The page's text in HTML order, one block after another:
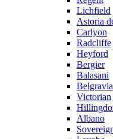
Lichfield
Astoria
Carlyon
Radcliffe
Heyford
Bergier
Balasani
Belgravia
Victorian
Albano